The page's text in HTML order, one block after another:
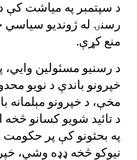
د سپتمبر په میاشت کې
رسنۍ له ژوندیو سیاسي
منع کړې.
د رسنیو مسئولین
خپرونو باندې د نويو
مخې، د خپرونو مېلمانه
د تائید شویو کسانو
په بحثونو کې پر حکومت
نیوکو څخه ډډه وشي،